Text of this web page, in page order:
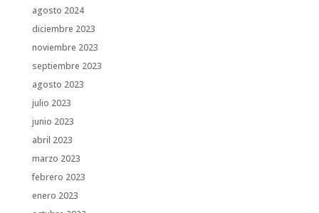
agosto 2024
diciembre 2023
noviembre 2023
septiembre 2023
agosto 2023
julio 2023
junio 2023
abril 2023
marzo 2023
febrero 2023
enero 2023